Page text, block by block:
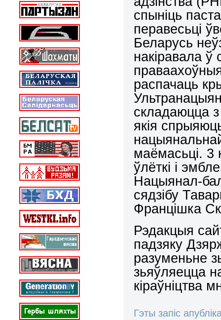
спыніць
перавесьці
Беларусь
накіравала ў
распачаць
складаюцца
якія
маёмасьці. 3
ўлёткі і
Нацыянал-
сядзібу
Францішка
Рэдакцыя
падзяку
разуменьне
зьяўляецца
кіраўніцтва
Гэты запіс